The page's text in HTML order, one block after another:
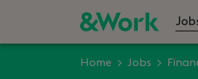
Home Jobs